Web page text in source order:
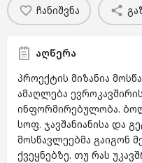
ჩანიშვნა
აღწერა
პროექტის მიზანია
ამაღლება
ინფორმირებულობა.
სოფ. ჯავშანიანისა და
მოსწავლეებმა გაიგონ
ქვეყნებზე. თუ რას